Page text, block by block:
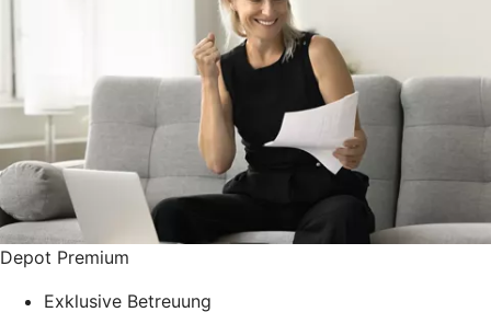
Depot Premium
Exklusive Betreuung